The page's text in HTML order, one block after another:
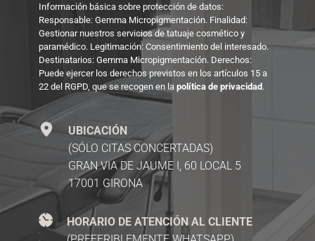
Información básica sobre protección de datos:
Responsable: Gemma Micropigmentación. Finalidad:
Gestionar nuestros servicios de tatuaje cosmético y
paramédico. Legitimación: Consentimiento del interesado.
Destinatarios: Gemma Micropigmentación. Derechos:
Puede ejercer los derechos previstos en los artículos 15 a
22 del RGPD, que se recogen en la política de privacidad .
UBICACIÓN
(SÓLO CITAS CONCERTADAS)
GRAN VIA DE JAUME I, 60 LOCAL 5
17001 GIRONA
HORARIO DE ATENCIÓN AL CLIENTE